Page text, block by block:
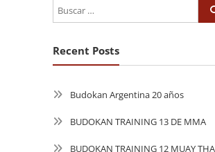
Recent Posts
Budokan Argentina 20 años
BUDOKAN TRAINING 13 DE MMA
BUDOKAN TRAINING 12 MUAY